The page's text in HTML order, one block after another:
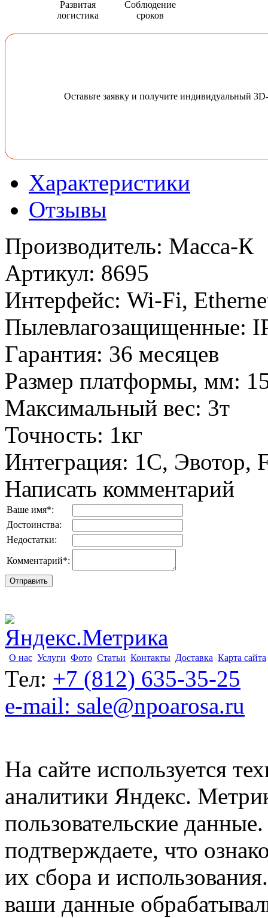
Развитая
логистика
Соблюдение
сроков
Оставьте заявку и получите индивидуальный
Характеристики
Отзывы
Производитель: Масса-К
Артикул: 8695
Интерфейс: Wi-Fi,
Пылевлагозащищенные:
Гарантия: 36 месяцев
Размер платформы, мм:
Максимальный вес: 3т
Точность: 1кг
Интеграция: 1С,
Написать комментарий
Ваше имя*:
Достоинства:
Недостатки:
Комментарий*:
О нас Услуги Фото Статьи Контакты Доставка Карта сайта
Тел: +7 (812) 635-35-25
e-mail: sale@npoarosa.ru
На сайте используется
аналитики Яндекс.
пользовательские
подтверждаете, что
их сбора и
ваши данные